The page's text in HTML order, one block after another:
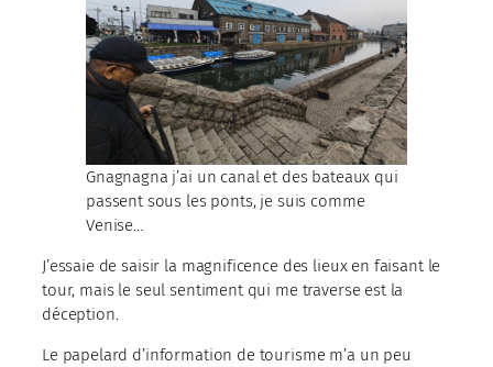
Gnagnagna j’ai un canal et des bateaux qui
passent sous les ponts, je suis comme
Venise…
J’essaie de saisir la magnificence des lieux en faisant le
tour, mais le seul sentiment qui me traverse est la
déception.
Le papelard d’information de tourisme m’a un peu